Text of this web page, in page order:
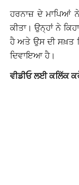
ਹਰਨਾਜ਼ ਦੇ ਮਾਪਿਆਂ
ਕੀਤਾ। ਉਨ੍ਹਾਂ ਨੇ
ਹੈ ਅਤੇ ਉਸ ਦੀ ਸਖ਼ਤ
ਦਿਵਾਇਆ ਹੈ।
ਵੀਡੀਓ ਲਈ ਕਲਿੱਕ